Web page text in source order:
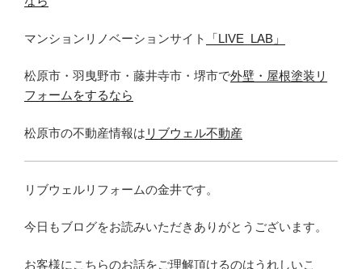
マンションリノベーションサイト 「LIVE_LAB」
松原市・羽曳野市・藤井寺市・堺市で外壁・屋根塗装リ
フォームをするなら
松原市の不動産情報は リブウェル不動産
リブウェルリフォームの金井です。
今日もブログをお読みいただきありがとうございます。
お客様にこちらのお話をご理解頂けるのはうれしいこ